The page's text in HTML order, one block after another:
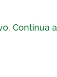
Continua